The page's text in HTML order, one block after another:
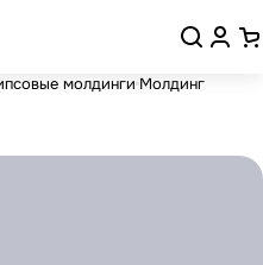
молдинги Молдинг